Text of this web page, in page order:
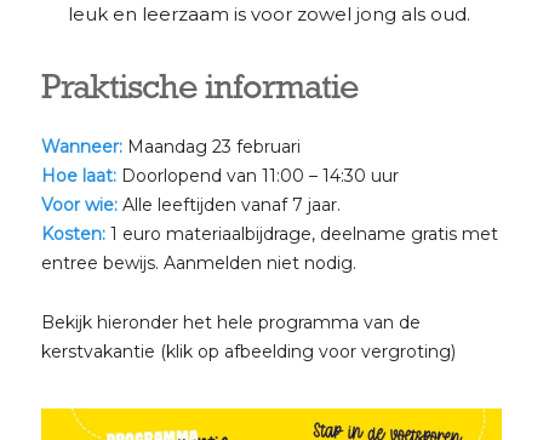
leuk en leerzaam is voor zowel jong als oud.
Praktische informatie
Wanneer:Maandag 23 februari
Hoe laat:Doorlopend van 11:00 – 14:30 uur
Voor wie:Alle leeftijden vanaf 7 jaar.
Kosten:1 euro materiaalbijdrage, deelname gratis met
entree bewijs. Aanmelden niet nodig.
Bekijk hieronder het hele programma van de
kerstvakantie (klik op afbeelding voor vergroting)